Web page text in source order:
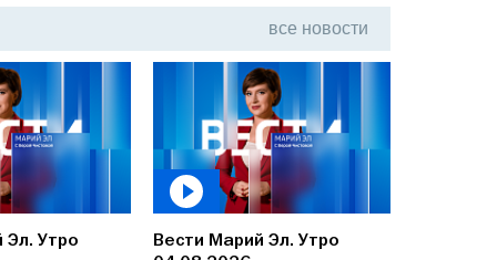
все новости
Эл. Утро
Вести Марий Эл. Утро